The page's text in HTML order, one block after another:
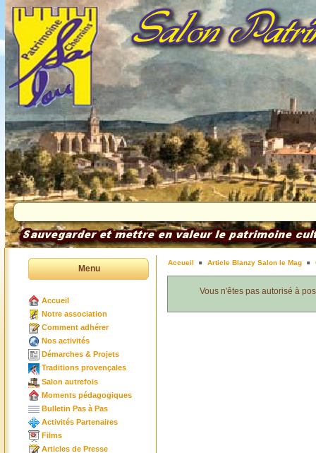
Menu
Accueil
Notre association
Comment adhérer
Nos activités
Démarches & Projets
Traditions provençales
Salon autrefois
Moments pédagogiques
Bulletin Pas à Pas
Activités Partenaires
Films
Articles de Presse
Accueil Article Blanzy Salon le Mag
Vous n'êtes pas autorisé à